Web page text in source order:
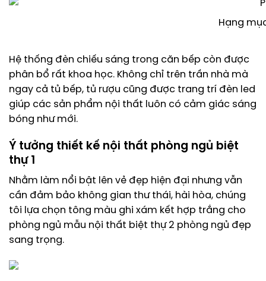
Hạng
Hệ thống đèn chiếu sáng trong căn bếp còn được
phân bổ rất khoa học. Không chỉ trên trần nhà mà
ngay cả tủ bếp, tủ rượu cũng được trang trí đèn led
giúp các sản phẩm nội thất luôn có cảm giác sáng
bóng như mới.
Ý tưởng thiết kế nội thất phòng ngủ biệt
thự 1
Nhằm làm nổi bật lên vẻ đẹp hiện đại nhưng vẫn
cần đảm bảo không gian thư thái, hài hòa, chúng
tôi lựa chọn tông màu ghi xám kết hợp trắng cho
phòng ngủ mẫu nội thất biệt thự 2 phòng ngủ đẹp
sang trọng.